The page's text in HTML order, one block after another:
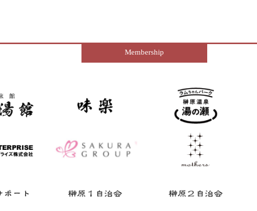
Membership